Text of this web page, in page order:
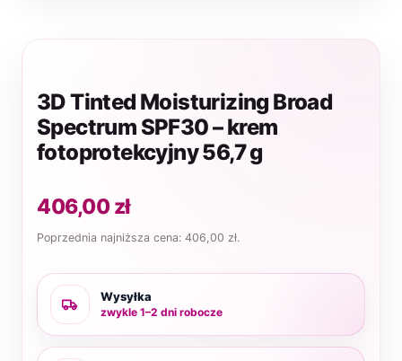
3D Tinted Moisturizing Broad
Spectrum SPF30 – krem
fotoprotekcyjny 56,7 g
406,00zł
Poprzednia najniższa cena: 406,00 zł.
Wysyłka
zwykle 1–2 dni robocze